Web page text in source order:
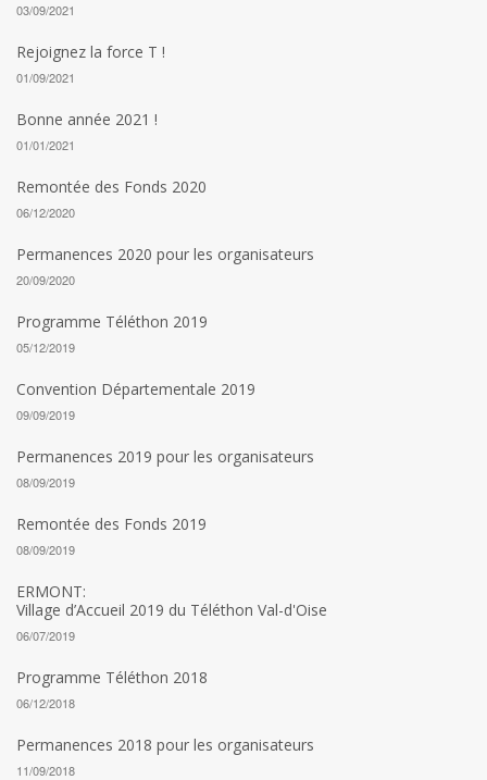
03/09/2021
Rejoignez la force T !
01/09/2021
Bonne année 2021 !
01/01/2021
Remontée des Fonds 2020
06/12/2020
Permanences 2020 pour les organisateurs
20/09/2020
Programme Téléthon 2019
05/12/2019
Convention Départementale 2019
09/09/2019
Permanences 2019 pour les organisateurs
08/09/2019
Remontée des Fonds 2019
08/09/2019
ERMONT:
Village d’Accueil 2019 du Téléthon Val-d'Oise
06/07/2019
Programme Téléthon 2018
06/12/2018
Permanences 2018 pour les organisateurs
11/09/2018